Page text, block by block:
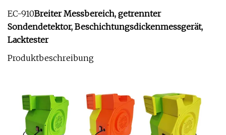
EC-910Breiter Messbereich, getrennter
Sondendetektor, Beschichtungsdickenmessgerät,
Lacktester
Produktbeschreibung